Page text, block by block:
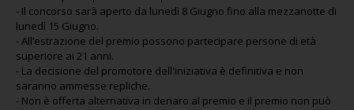
- Il concorso sarà aperto da lunedì 8 Giugno fino alla mezzanotte di
lunedì 15 Giugno.
-All’estrazione del premio possono partecipare persone di età
superiore ai 21 anni.
- La decisione del promotore dell'iniziativa è definitiva e non
saranno ammesse repliche.
- Non è offerta alternativa in denaro al premio e il premio non può